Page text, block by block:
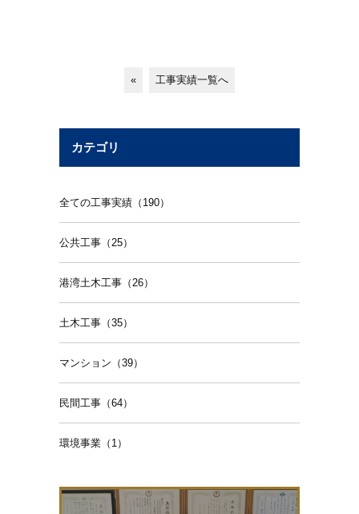
« 工事実績一覧へ
カテゴリ
全ての工事実績（190）
公共工事（25）
港湾土木工事（26）
土木工事（35）
マンション（39）
民間工事（64）
環境事業（1）